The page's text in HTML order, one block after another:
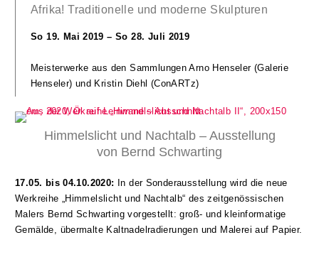
Afrika! Traditionelle und moderne Skulpturen
So 19. Mai 2019 – So 28. Juli 2019
Meisterwerke aus den Sammlungen Arno Henseler (Galerie
Henseler) und Kristin Diehl (ConARTz)
Himmelslicht und Nachtalb – Ausstellung
von Bernd Schwarting
17.05. bis 04.10.2020:
In der Sonderausstellung wird die neue
Werkreihe „Himmelslicht und Nachtalb“ des zeitgenössischen
Malers Bernd Schwarting vorgestellt: groß- und kleinformatige
Gemälde, übermalte Kaltnadelradierungen und Malerei auf Papier.